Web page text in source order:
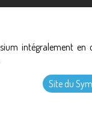
intégralement
Site du